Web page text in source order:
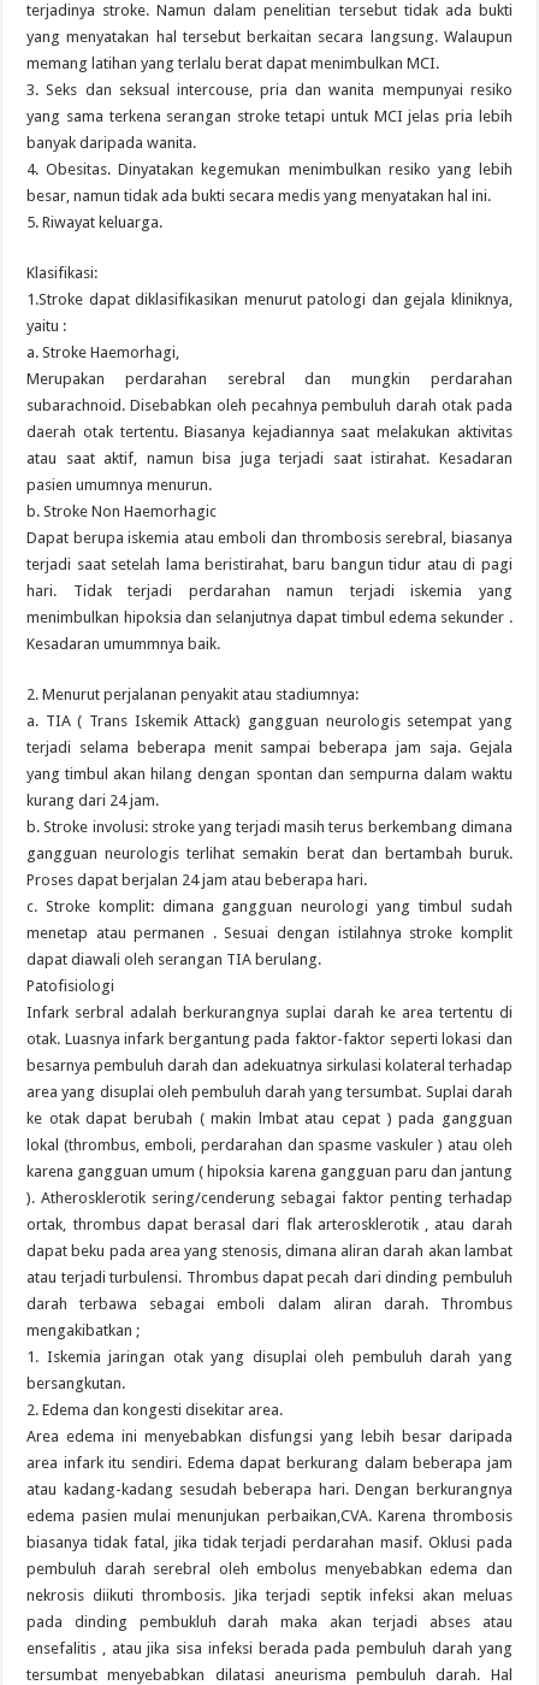
terjadinya stroke. Namun dalam penelitian tersebut tidak ada bukti
yang menyatakan hal tersebut berkaitan secara langsung. Walaupun
memang latihan yang terlalu berat dapat menimbulkan MCI.
3. Seks dan seksual intercouse, pria dan wanita mempunyai resiko
yang sama terkena serangan stroke tetapi untuk MCI jelas pria lebih
banyak daripada wanita.
4. Obesitas. Dinyatakan kegemukan menimbulkan resiko yang lebih
besar, namun tidak ada bukti secara medis yang menyatakan hal ini.
5. Riwayat keluarga.
Klasifikasi:
1.Stroke dapat diklasifikasikan menurut patologi dan gejala kliniknya,
yaitu :
a. Stroke Haemorhagi,
Merupakan perdarahan serebral dan mungkin perdarahan
subarachnoid. Disebabkan oleh pecahnya pembuluh darah otak pada
daerah otak tertentu. Biasanya kejadiannya saat melakukan aktivitas
atau saat aktif, namun bisa juga terjadi saat istirahat. Kesadaran
pasien umumnya menurun.
b. Stroke Non Haemorhagic
Dapat berupa iskemia atau emboli dan thrombosis serebral, biasanya
terjadi saat setelah lama beristirahat, baru bangun tidur atau di pagi
hari. Tidak terjadi perdarahan namun terjadi iskemia yang
menimbulkan hipoksia dan selanjutnya dapat timbul edema sekunder .
Kesadaran umummnya baik.
2. Menurut perjalanan penyakit atau stadiumnya:
a. TIA ( Trans Iskemik Attack) gangguan neurologis setempat yang
terjadi selama beberapa menit sampai beberapa jam saja. Gejala
yang timbul akan hilang dengan spontan dan sempurna dalam waktu
kurang dari 24 jam.
b. Stroke involusi: stroke yang terjadi masih terus berkembang dimana
gangguan neurologis terlihat semakin berat dan bertambah buruk.
Proses dapat berjalan 24 jam atau beberapa hari.
c. Stroke komplit: dimana gangguan neurologi yang timbul sudah
menetap atau permanen . Sesuai dengan istilahnya stroke komplit
dapat diawali oleh serangan TIA berulang.
Patofisiologi
Infark serbral adalah berkurangnya suplai darah ke area tertentu di
otak. Luasnya infark bergantung pada faktor-faktor seperti lokasi dan
besarnya pembuluh darah dan adekuatnya sirkulasi kolateral terhadap
area yang disuplai oleh pembuluh darah yang tersumbat. Suplai darah
ke otak dapat berubah ( makin lmbat atau cepat ) pada gangguan
lokal (thrombus, emboli, perdarahan dan spasme vaskuler ) atau oleh
karena gangguan umum ( hipoksia karena gangguan paru dan jantung
). Atherosklerotik sering/cenderung sebagai faktor penting terhadap
ortak, thrombus dapat berasal dari flak arterosklerotik , atau darah
dapat beku pada area yang stenosis, dimana aliran darah akan lambat
atau terjadi turbulensi. Thrombus dapat pecah dari dinding pembuluh
darah terbawa sebagai emboli dalam aliran darah. Thrombus
mengakibatkan ;
1. Iskemia jaringan otak yang disuplai oleh pembuluh darah yang
bersangkutan.
2. Edema dan kongesti disekitar area.
Area edema ini menyebabkan disfungsi yang lebih besar daripada
area infark itu sendiri. Edema dapat berkurang dalam beberapa jam
atau kadang-kadang sesudah beberapa hari. Dengan berkurangnya
edema pasien mulai menunjukan perbaikan,CVA. Karena thrombosis
biasanya tidak fatal, jika tidak terjadi perdarahan masif. Oklusi pada
pembuluh darah serebral oleh embolus menyebabkan edema dan
nekrosis diikuti thrombosis. Jika terjadi septik infeksi akan meluas
pada dinding pembukluh darah maka akan terjadi abses atau
ensefalitis , atau jika sisa infeksi berada pada pembuluh darah yang
tersumbat menyebabkan dilatasi aneurisma pembuluh darah. Hal